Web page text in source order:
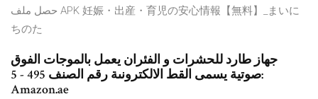
حصل ملف APK 妊娠・出産・育児の安心情報【無料】_まいに
ちのた
جهاز طارد للحشرات و الفئران يعمل بالموجات الفوق
صوتية يسمى القط الالكترونىة رقم الصنف 495 - 5:
Amazon.ae